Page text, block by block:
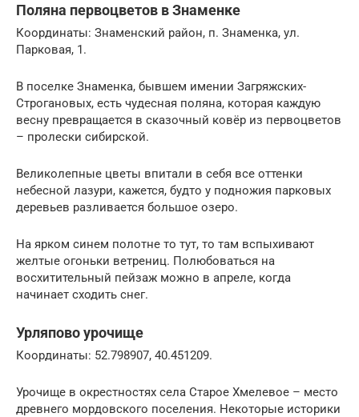
Поляна первоцветов в Знаменке
Координаты: Знаменский район, п. Знаменка, ул.
Парковая, 1.
В поселке Знаменка, бывшем имении Загряжских-
Строгановых, есть чудесная поляна, которая каждую
весну превращается в сказочный ковёр из первоцветов
– пролески сибирской.
Великолепные цветы впитали в себя все оттенки
небесной лазури, кажется, будто у подножия парковых
деревьев разливается большое озеро.
На ярком синем полотне то тут, то там вспыхивают
желтые огоньки ветрениц. Полюбоваться на
восхитительный пейзаж можно в апреле, когда
начинает сходить снег.
Урляпово урочище
Координаты: 52.798907, 40.451209.
Урочище в окрестностях села Старое Хмелевое – место
древнего мордовского поселения. Некоторые историки